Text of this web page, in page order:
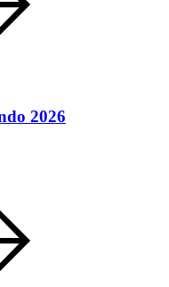
2026